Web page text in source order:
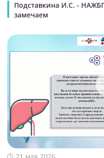
Подставкина И.С. -
замечаем